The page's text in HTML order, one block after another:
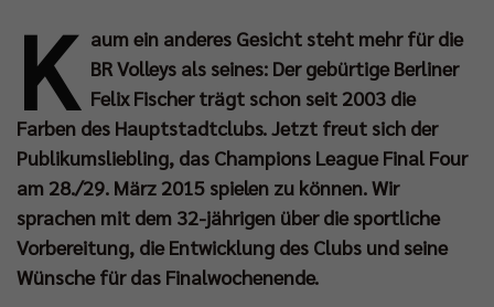
K aum ein anderes Gesicht steht mehr für die
BR Volleys als seines: Der gebürtige Berliner
Felix Fischer trägt schon seit 2003 die
Farben des Hauptstadtclubs. Jetzt freut sich der
Publikumsliebling, das Champions League Final Four
am 28./29. März 2015 spielen zu können. Wir
sprachen mit dem 32-jährigen über die sportliche
Vorbereitung, die Entwicklung des Clubs und seine
Wünsche für das Finalwochenende.